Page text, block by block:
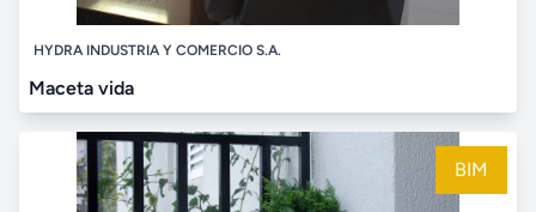
HYDRA INDUSTRIA Y COMERCIO S.A.
Maceta vida
BIM